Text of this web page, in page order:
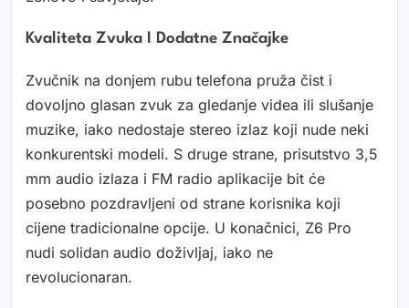
Kvaliteta Zvuka I Dodatne Značajke
Zvučnik na donjem rubu telefona pruža čist i
dovoljno glasan zvuk za gledanje videa ili slušanje
muzike, iako nedostaje stereo izlaz koji nude neki
konkurentski modeli. S druge strane, prisutstvo 3,5
mm audio izlaza i FM radio aplikacije bit će
posebno pozdravljeni od strane korisnika koji
cijene tradicionalne opcije. U konačnici, Z6 Pro
nudi solidan audio doživljaj, iako ne
revolucionaran.